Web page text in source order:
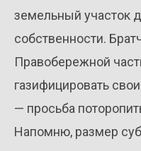
земельный участок
собственности.
Правобережной
газифицировать
— просьба
Напомню, размер